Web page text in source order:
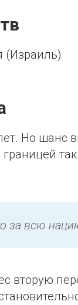
(Израиль)
Но шанс
за всю
вторую